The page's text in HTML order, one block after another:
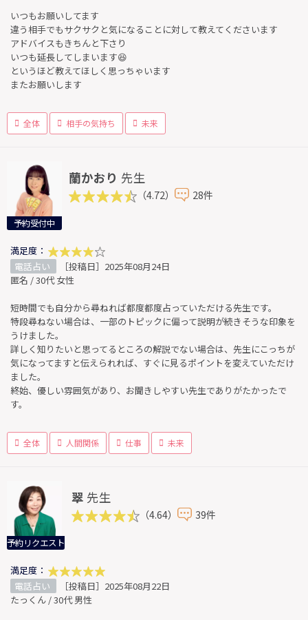
いつもお願いしてます
違う相手でもサクサクと気になることに対して教えてくださいます
アドバイスもきちんと下さり
いつも延長してしまいます😆
というほど教えてほしく思っちゃいます
またお願いします
全体 相手の気持ち 未来
予約受付中
蘭かおり 先生
（4.72） 28件
満足度：
電話占い
［投稿日］2025年08月24日
匿名 / 30代 女性
短時間でも自分から尋ねれば都度都度占っていただける先生です。
特段尋ねない場合は、一部のトピックに偏って説明が続きそうな印象を
うけました。
詳しく知りたいと思ってるところの解説でない場合は、先生にこっちが
気になってますと伝えられれば、すぐに見るポイントを変えていただけ
ました。
終始、優しい雰囲気があり、お聞きしやすい先生でありがたかったで
す。
全体 人間関係 仕事 未来
予約リクエスト
翠 先生
（4.64） 39件
満足度：
電話占い
［投稿日］2025年08月22日
たっくん / 30代 男性